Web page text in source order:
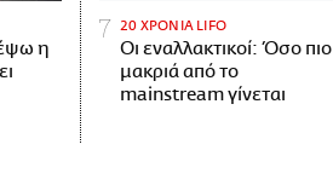
η
20 ΧΡΟΝΙΑ LIFO
Οι εναλλακτικοί: Όσο πιο
μακριά από το
mainstream γίνεται